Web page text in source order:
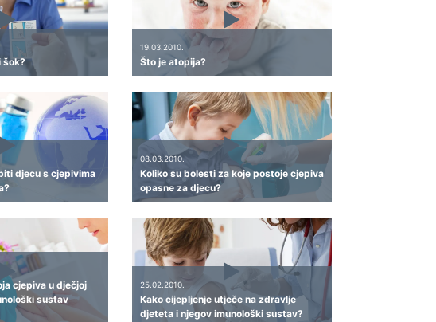
šok?
19.03.2010.
Što je atopija?
djecu s cjepivima
08.03.2010.
Koliko su bolesti za koje postoje cjepiva
opasne za djecu?
cjepiva u dječjoj
sustav
25.02.2010.
Kako cijepljenje utječe na zdravlje
djeteta i njegov imunološki sustav?